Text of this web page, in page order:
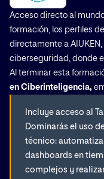
Acceso directo al
formación, los perfiles
directamente a
ciberseguridad, donde
Al terminar esta
en Ciberinteligencia,
Incluye acceso al
Dominarás el uso
técnico:
dashboards en
complejos y